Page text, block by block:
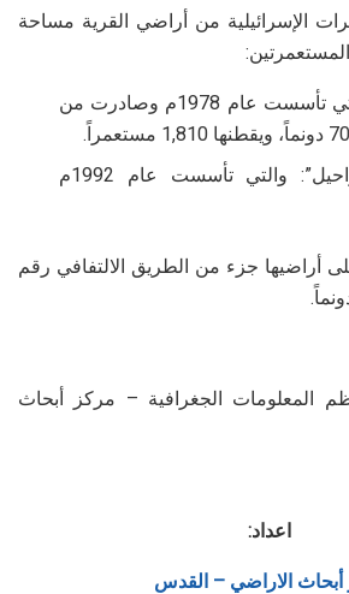
الإسرائيلية من أراضي القرية مساحة
مستعمرة “شيلو”: والتي تأسست عام 1978م وصادرت من
مستعمرة “متسبيه راحيل”: والتي تأسست عام 1992م
أراضيها جزء من الطريق الالتفافي رقم
المعلومات الجغرافية – مركز أبحاث
اعداد:
الاراضي – القدس